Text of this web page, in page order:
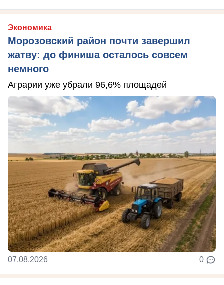
Экономика
Морозовский район почти завершил
жатву: до финиша осталось совсем
немного
Аграрии уже убрали 96,6% площадей
07.08.2026 0